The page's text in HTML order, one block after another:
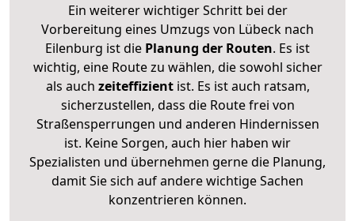
Ein weiterer wichtiger Schritt bei der
Vorbereitung eines Umzugs von Lübeck nach
Eilenburg ist die Planung der Routen. Es ist
wichtig, eine Route zu wählen, die sowohl sicher
als auch zeiteffizientist. Es ist auch ratsam,
sicherzustellen, dass die Route frei von
Straßensperrungen und anderen Hindernissen
ist. Keine Sorgen, auch hier haben wir
Spezialisten und übernehmen gerne die Planung,
damit Sie sich auf andere wichtige Sachen
konzentrieren können.